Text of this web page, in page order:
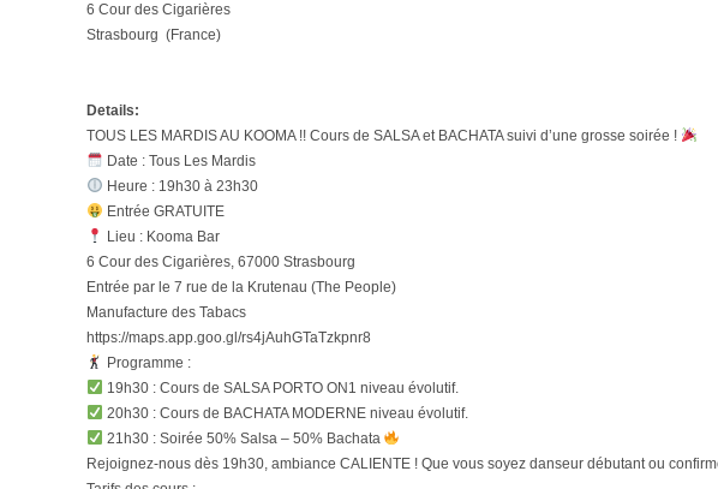
6 Cour des Cigarières
Strasbourg (France)
Details:
TOUS LES MARDIS AU KOOMA !! Cours de SALSA et BACHATA suivi d’une grosse soirée !
Date : Tous Les Mardis
Heure : 19h30 à 23h30
Entrée GRATUITE
Lieu : Kooma Bar
6 Cour des Cigarières, 67000 Strasbourg
Entrée par le 7 rue de la Krutenau (The People)
Manufacture des Tabacs
https://maps.app.goo.gl/rs4jAuhGTaTzkpnr8
Programme :
19h30 : Cours de SALSA PORTO ON1 niveau évolutif.
20h30 : Cours de BACHATA MODERNE niveau évolutif.
21h30 : Soirée 50% Salsa – 50% Bachata
Rejoignez-nous dès 19h30, ambiance CALIENTE ! Que vous soyez danseur débutant ou